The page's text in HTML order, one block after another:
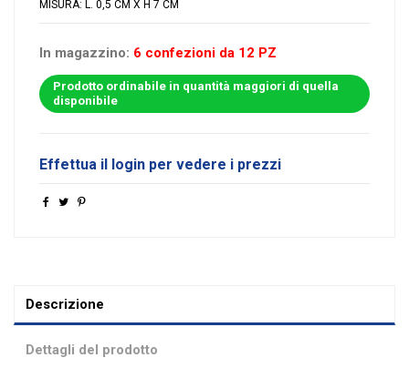
MISURA: L. 0,5 CM X H 7 CM
In magazzino: 6 confezioni da 12 PZ
Prodotto ordinabile in quantità maggiori di quella
disponibile
Effettua il login per vedere i prezzi
Descrizione
Dettagli del prodotto